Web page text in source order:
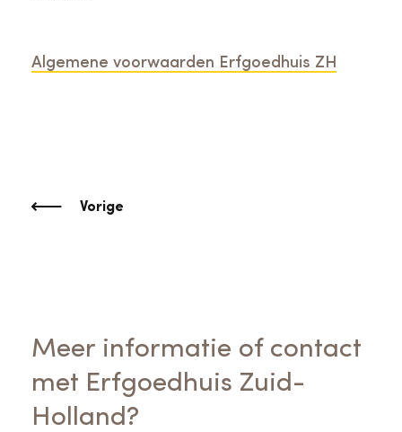
Algemene voorwaarden Erfgoedhuis ZH
Vorige
Meer informatie of contact
met Erfgoedhuis Zuid-
Holland?